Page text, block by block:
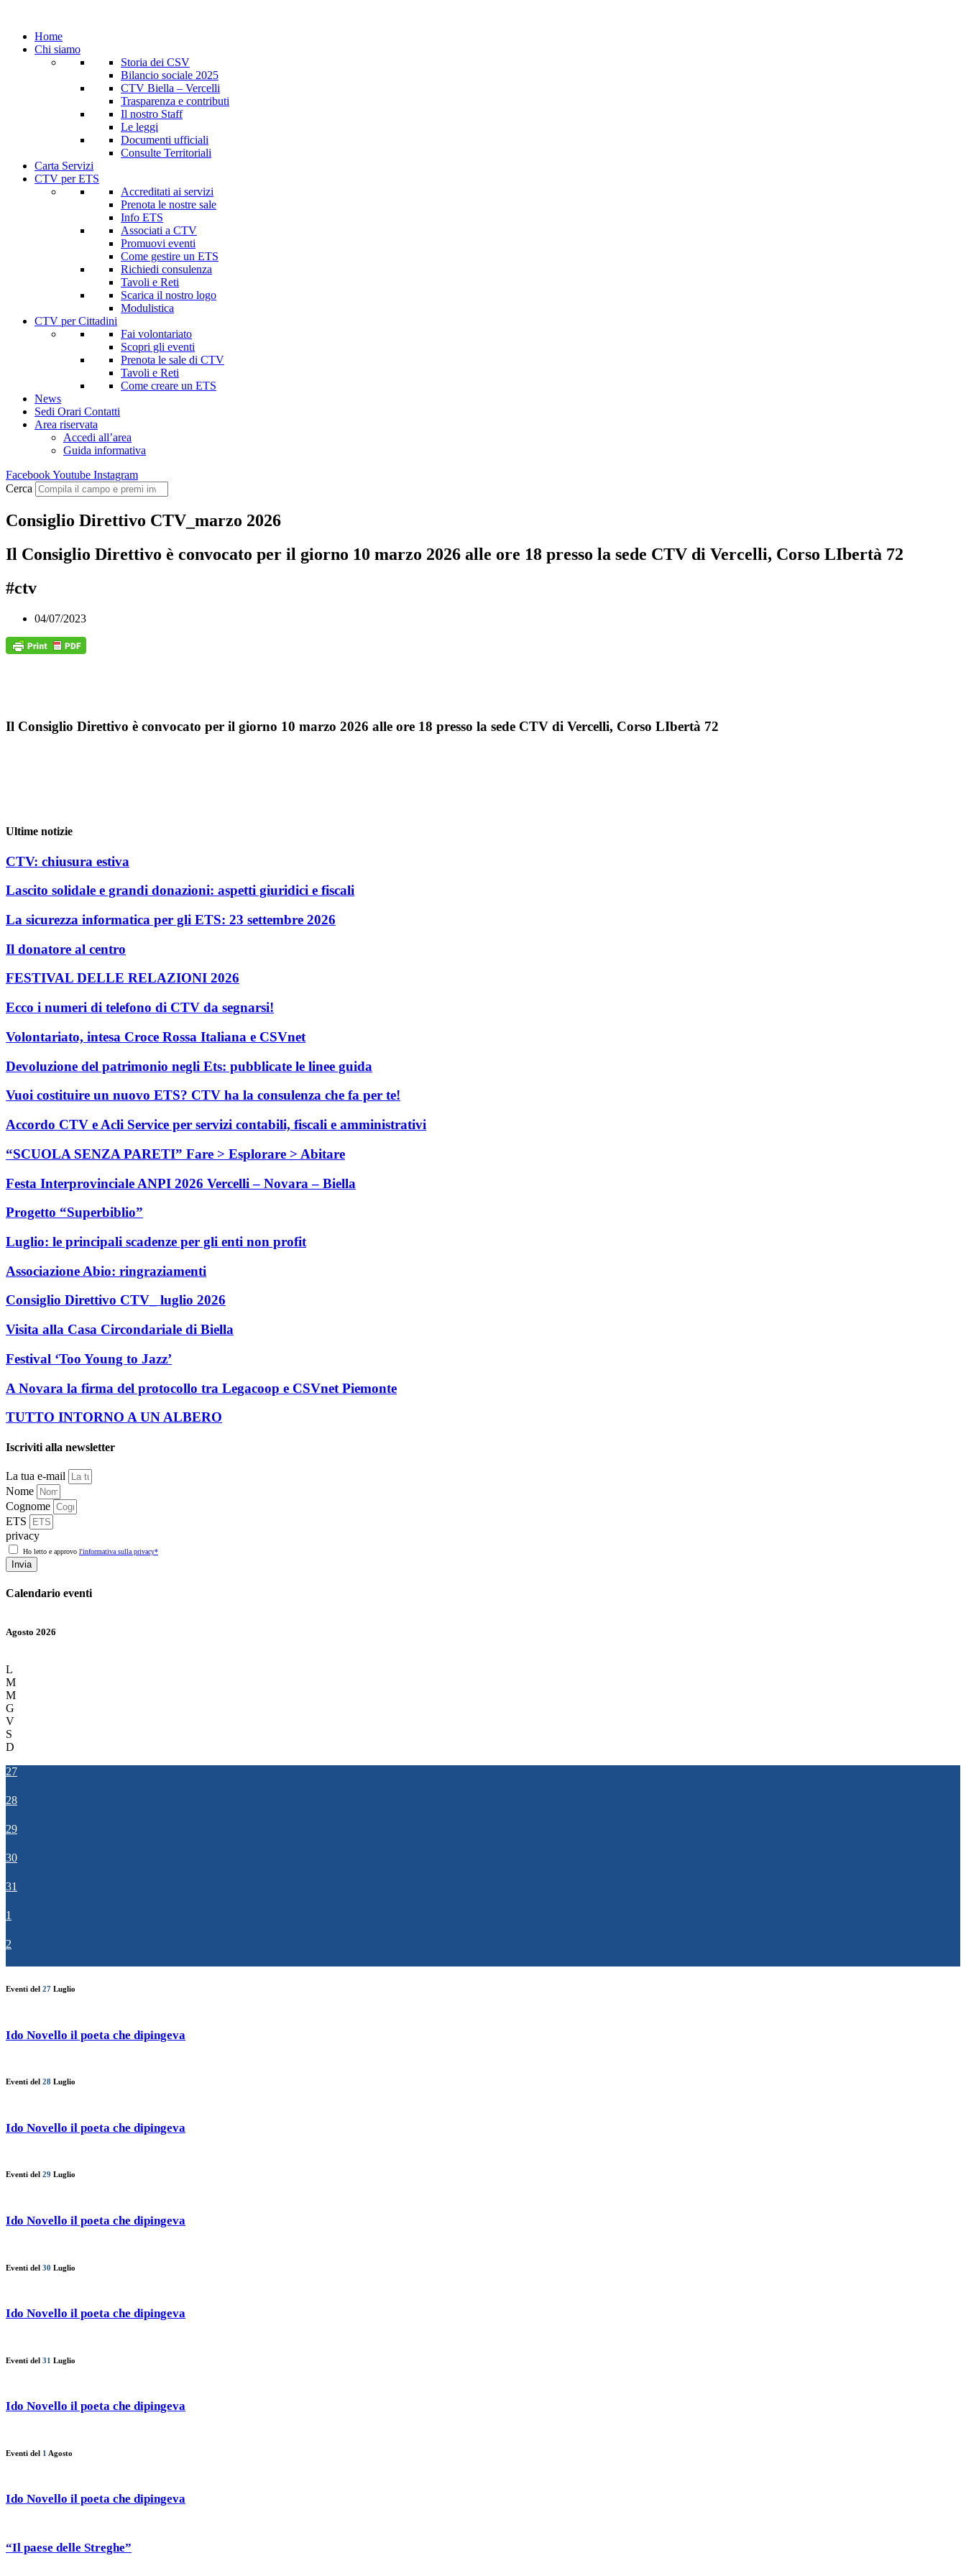
Home
Chi siamo
Storia dei CSV
Bilancio sociale 2025
CTV Biella – Vercelli
Trasparenza e contributi
Il nostro Staff
Le leggi
Documenti ufficiali
Consulte Territoriali
Carta Servizi
CTV per ETS
Accreditati ai servizi
Prenota le nostre sale
Info ETS
Associati a CTV
Promuovi eventi
Come gestire un ETS
Richiedi consulenza
Tavoli e Reti
Scarica il nostro logo
Modulistica
CTV per Cittadini
Fai volontariato
Scopri gli eventi
Prenota le sale di CTV
Tavoli e Reti
Come creare un ETS
News
Sedi Orari Contatti
Area riservata
Accedi all’area
Guida informativa
FacebookYoutube Instagram
Cerca
Consiglio Direttivo CTV_marzo 2026
Il Consiglio Direttivo è convocato per il giorno 10 marzo 2026 alle ore 18 presso la sede CTV di Vercelli, Corso LIbertà 72
#ctv
04/07/2023
Il Consiglio Direttivo è convocato per il giorno 10 marzo 2026 alle ore 18 presso la sede CTV di Vercelli, Corso LIbertà 72
Ultime notizie
CTV: chiusura estiva
Lascito solidale e grandi donazioni: aspetti giuridici e fiscali
La sicurezza informatica per gli ETS: 23 settembre 2026
Il donatore al centro
FESTIVAL DELLE RELAZIONI 2026
Ecco i numeri di telefono di CTV da segnarsi!
Volontariato, intesa Croce Rossa Italiana e CSVnet
Devoluzione del patrimonio negli Ets: pubblicate le linee guida
Vuoi costituire un nuovo ETS? CTV ha la consulenza che fa per te!
Accordo CTV e Acli Service per servizi contabili, fiscali e amministrativi
“SCUOLA SENZA PARETI” Fare > Esplorare > Abitare
Festa Interprovinciale ANPI 2026 Vercelli – Novara – Biella
Progetto “Superbiblio”
Luglio: le principali scadenze per gli enti non profit
Associazione Abio: ringraziamenti
Consiglio Direttivo CTV_ luglio 2026
Visita alla Casa Circondariale di Biella
Festival ‘Too Young to Jazz’
A Novara la firma del protocollo tra Legacoop e CSVnet Piemonte
TUTTO INTORNO A UN ALBERO
Iscriviti alla newsletter
La tua e-mail
Nome
Cognome
ETS
privacy
Ho letto e approvo l'informativa sulla privacy*
Invia
Calendario eventi
Agosto 2026
L
M
M
G
V
S
D
27
28
29
30
31
1
2
Eventi del 27 Luglio
Ido Novello il poeta che dipingeva
Eventi del 28 Luglio
Ido Novello il poeta che dipingeva
Eventi del 29 Luglio
Ido Novello il poeta che dipingeva
Eventi del 30 Luglio
Ido Novello il poeta che dipingeva
Eventi del 31 Luglio
Ido Novello il poeta che dipingeva
Eventi del 1 Agosto
Ido Novello il poeta che dipingeva
“Il paese delle Streghe”